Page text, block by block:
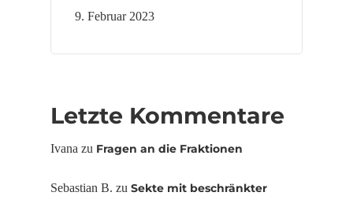
9. Februar 2023
Letzte Kommentare
Ivana zu Fragen an die Fraktionen
Sebastian B. zu Sekte mit beschränkter